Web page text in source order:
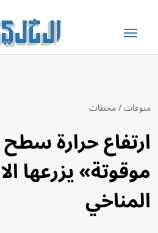
منوعات/محطات
ارتفاع حرارة سطح
موقوتة» يزرعها
المناخي